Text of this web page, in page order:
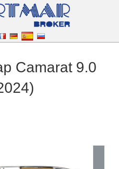
Camarat 9.0